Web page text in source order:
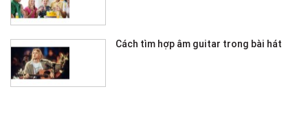
Cách tìm hợp âm guitar trong bài hát